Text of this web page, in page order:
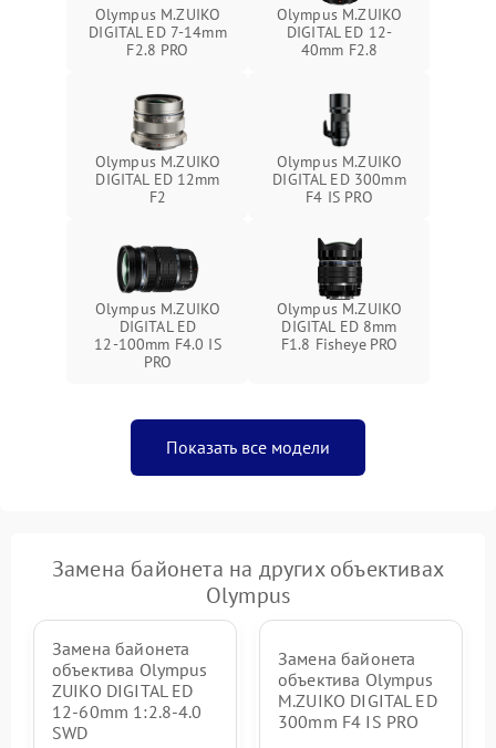
Olympus M.ZUIKO
DIGITAL ED 7-14mm
F2.8 PRO
Olympus M.ZUIKO
DIGITAL ED 12-
40mm F2.8
Olympus M.ZUIKO
DIGITAL ED 12mm
F2
Olympus M.ZUIKO
DIGITAL ED 300mm
F4 IS PRO
Olympus M.ZUIKO
DIGITAL ED
12‑100mm F4.0 IS
PRO
Olympus M.ZUIKO
DIGITAL ED 8mm
F1.8 Fisheye PRO
Показать все модели
Замена байонета на других объективах
Olympus
Замена байонета
объектива Olympus
ZUIKO DIGITAL ED
12-60mm 1:2.8-4.0
SWD
Замена байонета
объектива Olympus
M.ZUIKO DIGITAL ED
300mm F4 IS PRO